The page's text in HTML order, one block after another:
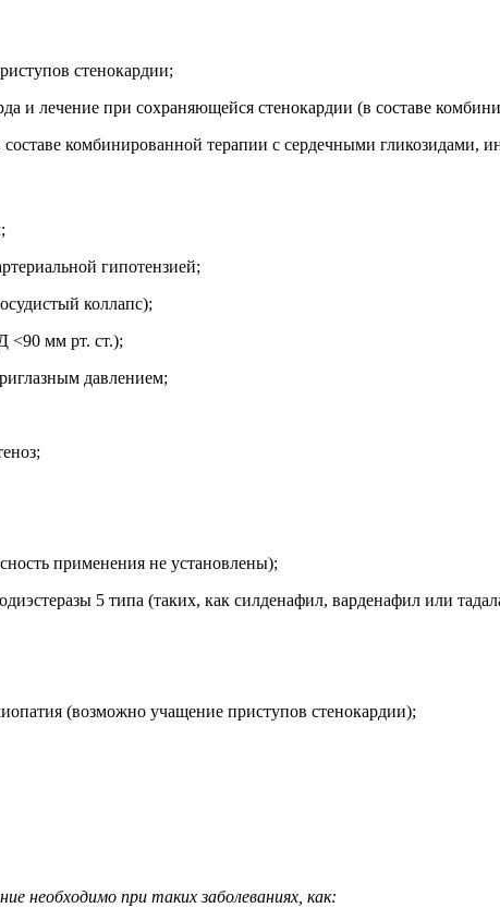
стенокардии;
и лечение при сохраняющейся стенокардии (в составе
составе комбинированной терапии с сердечными
гипотензией;
коллапс);
<90 мм рт. ст.);
давлением;
применения не установлены);
5 типа (таких, как силденафил, варденафил или
(возможно учащение приступов стенокардии);
необходимо при таких заболеваниях, как: